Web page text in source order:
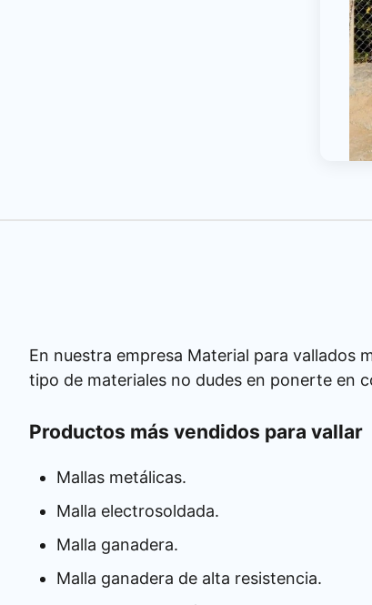
En nuestra empresa Material para vallados
tipo de materiales no dudes en ponerte en
Productos más vendidos para vallar
Mallas metálicas.
Malla electrosoldada.
Malla ganadera.
Malla ganadera de alta resistencia.